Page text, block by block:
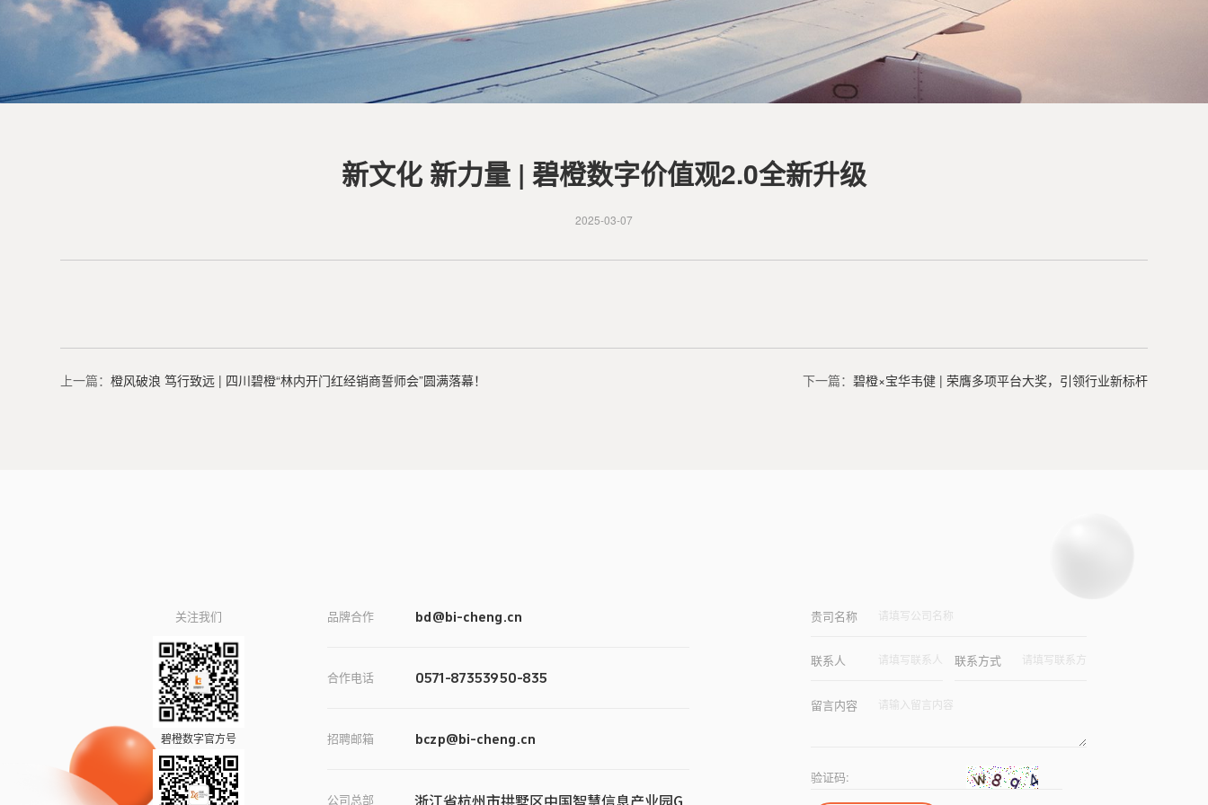
新文化 新力量 | 碧橙数字价值观2.0全新升级
2025-03-07
上一篇：橙风破浪 笃行致远 | 四川碧橙“林内开门红经销商誓师会”圆满落幕！ 下一篇： 碧橙×宝华韦健 | 荣膺多项平台大奖，引领行业新标杆
关注我们
碧橙数字官方号
品牌合作 bd@bi-cheng.cn
合作电话 0571-87353950-835
招聘邮箱 bczp@bi-cheng.cn
公司总部 浙江省杭州市拱墅区中国智慧信息产业园G
贵司名称
联系人 联系方式
留言内容
验证码: